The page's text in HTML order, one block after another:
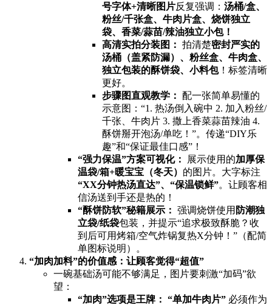
号字体+清晰图片反复强调：​ 汤桶/盒、
粉丝/千张盒、牛肉片盒、烧饼独立
袋、香菜/蒜苗/辣油独立小包！​
高清实拍分装图：​ ​ 拍清楚密封严实的
汤桶（盖紧防漏）、粉丝盒、牛肉盒、
独立包装的酥饼袋、小料包​！标签清晰
更好。
步骤图直观教学：​ ​ 配一张简单易懂的
示意图：“1. 热汤倒入碗中 2. 加入粉丝/
千张、牛肉片 3. 撒上香菜蒜苗辣油 4.
酥饼掰开泡汤/单吃！”。传递“DIY乐
趣”和“保证最佳口感”！
​“强力保温”方案可视化：​
​ 展示使用的加厚保
温袋/箱+暖宝宝（冬天）​ 的图片。大字标注 ​
“XX分钟热汤直达”、“保温锁鲜”​。让顾客相
信汤送到手还是热的！
​“酥饼防软”秘籍展示：​ ​ 强调烧饼使用 防潮独
立袋/纸袋包装，并提示“追求极致酥脆？收
到后可用烤箱/空气炸锅复热X分钟！”（配简
单图标说明）。
​“加肉加料”的价值感：让顾客觉得“超值”​
一碗基础汤可能不够满足，图片要刺激“加码”欲
望：
​“加肉”选项是王牌：​ ​“单加牛肉片”​ ​ 必须作为